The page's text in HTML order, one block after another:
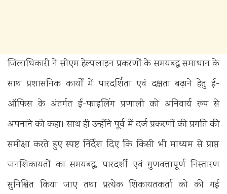
जिलाधिकारी ने सीएम हेल्पलाइन प्रकरणों के समयबद्ध समाधान के
साथ प्रशासनिक कार्यों में पारदर्शिता एवं दक्षता बढ़ाने हेतु ई-
ऑफिस के अंतर्गत ई-फाइलिंग प्रणाली को अनिवार्य रूप से
अपनाने को कहा। साथ ही उन्होंने पूर्व में दर्ज प्रकरणों की प्रगति की
समीक्षा करते हुए स्पष्ट निर्देश दिए कि किसी भी माध्यम से प्राप्त
जनशिकायतों का समयबद्ध, पारदर्शी एवं गुणवत्तापूर्ण निस्तारण
सुनिश्चित किया जाए तथा प्रत्येक शिकायतकर्ता को की गई